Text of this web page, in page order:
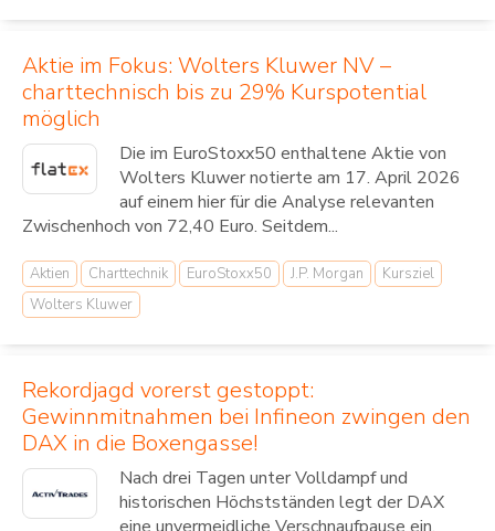
Aktie im Fokus: Wolters Kluwer NV –
charttechnisch bis zu 29% Kurspotential
möglich
Die im EuroStoxx50 enthaltene Aktie von
Wolters Kluwer notierte am 17. April 2026
auf einem hier für die Analyse relevanten
Zwischenhoch von 72,40 Euro. Seitdem...
Aktien Charttechnik EuroStoxx50 J.P. Morgan
Kursziel
Wolters Kluwer
Rekordjagd vorerst gestoppt:
Gewinnmitnahmen bei Infineon zwingen den
DAX in die Boxengasse!
Nach drei Tagen unter Volldampf und
historischen Höchstständen legt der DAX